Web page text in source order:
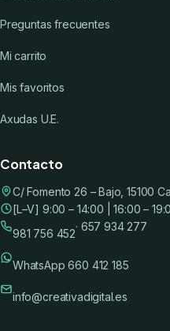
Preguntas frecuentes
Mi carrito
Mis favoritos
Axudas U.E.
Contacto
C/ Fomento 26 – Bajo, 15100
[L–V] 9:00 – 14:00 | 16:00 –
981 756 452
· 657 934 277
WhatsApp 660 412 185
info@creativadigital.es